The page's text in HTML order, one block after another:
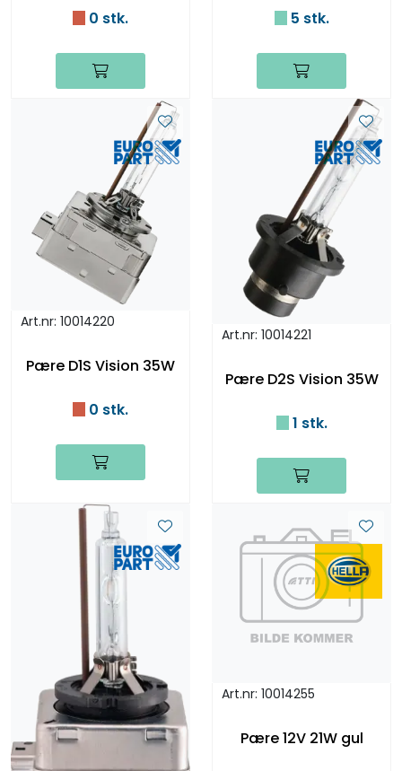
0 stk.
5 stk.
Art.nr: 10014220
Pære D1S Vision 35W
0 stk.
Art.nr: 10014221
Pære D2S Vision 35W
1 stk.
Art.nr: 10014255
Pære 12V 21W gul